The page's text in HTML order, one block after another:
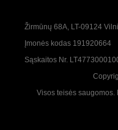
Žirmūnų 68A, LT-09124
Įmonės kodas 191920664
Sąskaitos Nr.
Visos teisės saugomos.